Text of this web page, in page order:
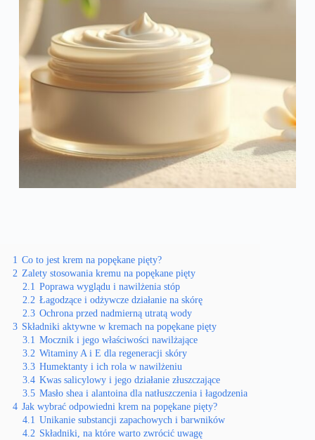
1 Co to jest krem na popękane pięty?
2 Zalety stosowania kremu na popękane pięty
2.1 Poprawa wyglądu i nawilżenia stóp
2.2 Łagodzące i odżywcze działanie na skórę
2.3 Ochrona przed nadmierną utratą wody
3 Składniki aktywne w kremach na popękane pięty
3.1 Mocznik i jego właściwości nawilżające
3.2 Witaminy A i E dla regeneracji skóry
3.3 Humektanty i ich rola w nawilżeniu
3.4 Kwas salicylowy i jego działanie złuszczające
3.5 Masło shea i alantoina dla natłuszczenia i łagodzenia
4 Jak wybrać odpowiedni krem na popękane pięty?
4.1 Unikanie substancji zapachowych i barwników
4.2 Składniki, na które warto zwrócić uwagę